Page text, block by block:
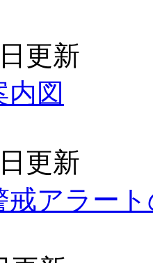
更新
内図
更新
戒アラー